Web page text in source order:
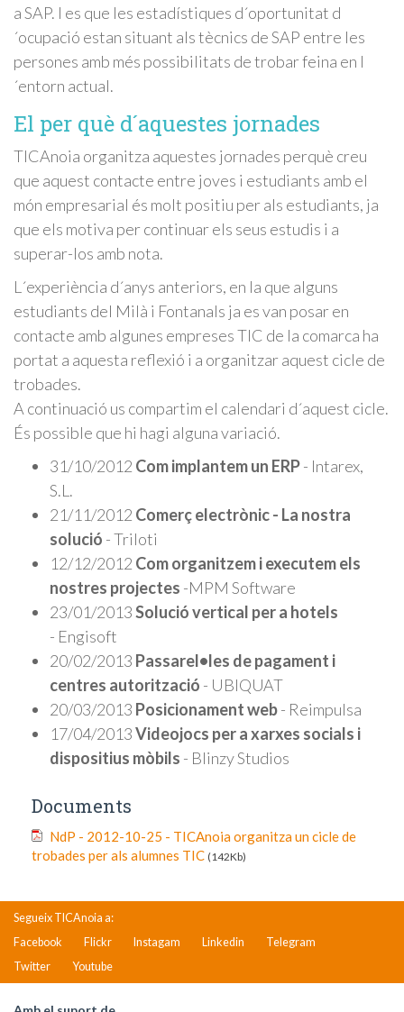
a SAP. I es que les estadístiques d´oportunitat d
´ocupació estan situant als tècnics de SAP entre les
persones amb més possibilitats de trobar feina en l
´entorn actual.
El per què d´aquestes jornades
TICAnoia organitza aquestes jornades perquè creu
que aquest contacte entre joves i estudiants amb el
món empresarial és molt positiu per als estudiants, ja
que els motiva per continuar els seus estudis i a
superar-los amb nota.
L´experiència d´anys anteriors, en la que alguns
estudiants del Milà i Fontanals ja es van posar en
contacte amb algunes empreses TIC de la comarca ha
portat a aquesta reflexió i a organitzar aquest cicle de
trobades.
A continuació us compartim el calendari d´aquest cicle.
És possible que hi hagi alguna variació.
31/10/2012 Com implantem un ERP- Intarex,
S.L.
21/11/2012 Comerç electrònic - La nostra
solució - Triloti
12/12/2012 Com organitzem i executem els
nostres projectes -MPM Software
23/01/2013Solució vertical per a hotels
- Engisoft
20/02/2013 Passarel•les de pagament i
centres autorització - UBIQUAT
20/03/2013 Posicionament web- Reimpulsa
17/04/2013Videojocs per a xarxes socials i
dispositius mòbils - Blinzy Studios
Documents
NdP - 2012-10-25 - TICAnoia organitza un cicle de
trobades per als alumnes TIC (142Kb)
Segueix TICAnoia a:
Facebook
Flickr Instagam Linkedin
Telegram
Twitter
Youtube